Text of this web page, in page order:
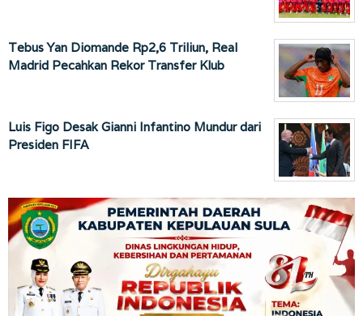
Tebus Yan Diomande Rp2,6 Triliun, Real
Madrid Pecahkan Rekor Transfer Klub
Luis Figo Desak Gianni Infantino Mundur dari
Presiden FIFA